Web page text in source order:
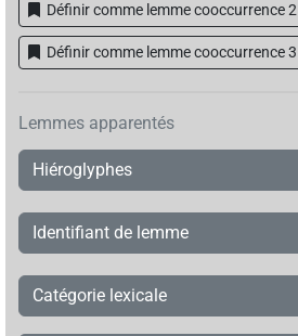
Définir comme lemme cooccurrence 2
Définir comme lemme cooccurrence 3
Lemmes apparentés
Hiéroglyphes
Identifiant de lemme
Catégorie lexicale